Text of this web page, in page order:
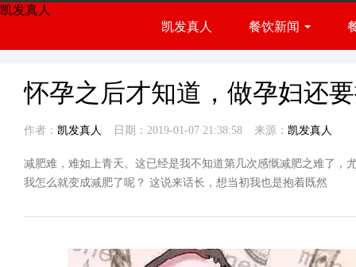
凯发真人
凯发真人
餐饮新闻
行业资讯
怀孕之后才知道，做孕妇还
作者： 凯发真人 日期：2019-01-07 21:38:58 来源： 凯发真人
减肥难，难如上青天。这已经是我不知道第几次感慨减肥之难了，
我怎么就变成减肥了呢？ 这说来话长，想当初我也是抱着既然